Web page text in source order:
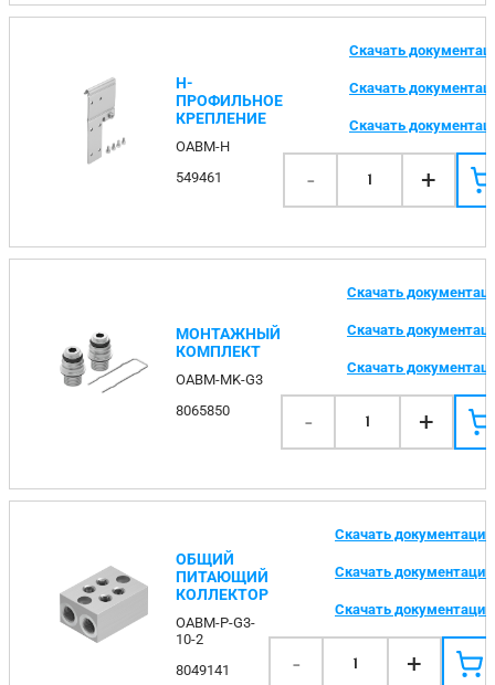
H-
ПРОФИЛЬНОЕ
КРЕПЛЕНИЕ
OABM-H
549461
Скачать
Скачать
Скачать
- 1 +
МОНТАЖНЫЙ
КОМПЛЕКТ
OABM-MK-G3
8065850
Скачать
Скачать
Скачать
- 1 +
ОБЩИЙ
ПИТАЮЩИЙ
КОЛЛЕКТОР
OABM-P-G3-
10-2
8049141
Скачать
Скачать
Скачать
- 1 +